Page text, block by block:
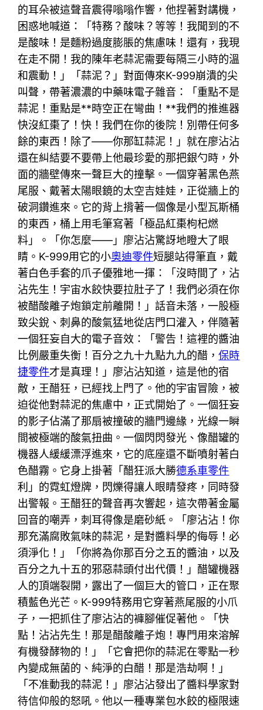
的耳朵被這聲音震得嗡嗡作響，他捏著對講機，
困惑地喊道：「特務？酸味？等等！我聞到的不
是酸味！是麵粉過度膨脹的焦慮味！還有，我現
在走不開！我的陳年老蒜泥需要每隔三小時的溫
和震動！」「蒜泥？」對面傳來K-999崩潰的尖
叫聲，帶著濃濃的中藥味電子雜音：「重點不是
蒜泥！重點是**時空正在彎曲！**我們的推進器
快沒紅棗了！快！我們在你的後院！別帶任何多
餘的東西！除了——你那缸蒜泥！」就在廖沾沾
還在糾結要不要帶上他最珍愛的那把銀勺時，外
面的牆壁傳來一聲巨大的撞擊。一個穿著黑色燕
尾服、戴著太陽眼鏡的太空吉娃娃，正從牆上的
破洞鑽進來。它的背上揹著一個像是小型瓦斯桶
的東西，桶上用毛筆寫著「極品紅棗枸杞燃
料」。「你怎麼——」廖沾沾驚訝地瞪大了眼
睛。K-999用它的小奧迪零件短腿站得筆直，戴
著白色手套的爪子優雅地一揮：「沒時間了，沾
沾先生！宇宙水餃快要拉肚子了！我們必須在你
被醋酸離子炮鎖定前離開！」話音未落，一股極
致尖銳、刺鼻的酸氣猛地從店門口灌入，伴隨著
一個狂妄自大的電子音效：「警告！這裡的醬油
比例嚴重失衡！百分之九十九點九九的醋，保時
捷零件才是真理！」廖沾沾知道，這是他的宿
敵，王醋狂，已經找上門了。他的宇宙冒險，被
迫從他對蒜泥的焦慮中，正式開始了。一個狂妄
的影子佔滿了那扇被撞破的牆門邊緣，光線一瞬
間被極端的酸氣扭曲。一個閃閃發光、像醋罐的
機器人緩緩漂浮進來，它的底座還不斷噴射著白
色醋霧。它身上掛著「醋狂派大勝德系車零件
利」的霓虹燈牌，閃爍得讓人眼睛發疼，同時發
出警報。王醋狂的聲音再次響起，這次帶著金屬
回音的嘲弄，刺耳得像是磨砂紙。「廖沾沾！你
那充滿腐敗氣味的蒜泥，是對醬料學的侮辱！必
須淨化！」「你將為你那百分之五的醬油，以及
百分之九十五的邪惡蒜頭付出代價！」醋罐機器
人的頂端裂開，露出了一個巨大的管口，正在聚
積藍色光芒。K-999特務用它穿著燕尾服的小爪
子，一把抓住了廖沾沾的褲腳催促著他。「快
點！沾沾先生！那是醋酸離子炮！專門用來溶解
有機發酵物的！」「它會把你的蒜泥在零點一秒
內變成無菌的、純淨的白醋！那是浩劫啊！」
「不准動我的蒜泥！」廖沾沾發出了醬料學家對
待信仰般的怒吼。他以一種專業包水餃的極限速